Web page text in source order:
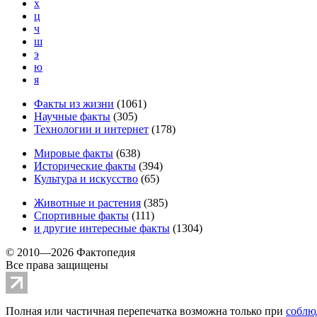
х
ц
ч
ш
э
ю
я
Факты из жизни (1061)
Научные факты (305)
Технологии и интернет (178)
Мировые факты (638)
Исторические факты (394)
Культура и искусство (65)
Животные и растения (385)
Спортивные факты (111)
и другие интересные факты (1304)
© 2010—2026 Фактопедия
Все права защищены
Полная или частичная перепечатка возможна только при